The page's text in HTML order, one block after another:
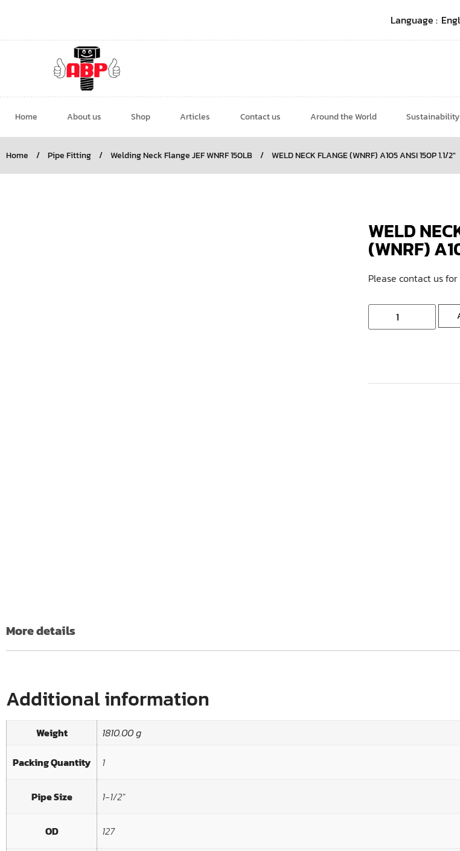
Home About us Shop Articles Contact us Around the World Sustainability
Home / Pipe Fitting / Welding Neck Flange JEF WNRF 150LB / WELD NECK FLANGE (WNRF) A105 ANSI 150P 1.1/2″
WELD
(WNRF)
Please contact us
More details
Additional information
Weight 1810.00 g
Packing Quantity 1
Pipe Size 1-1/2"
OD 127